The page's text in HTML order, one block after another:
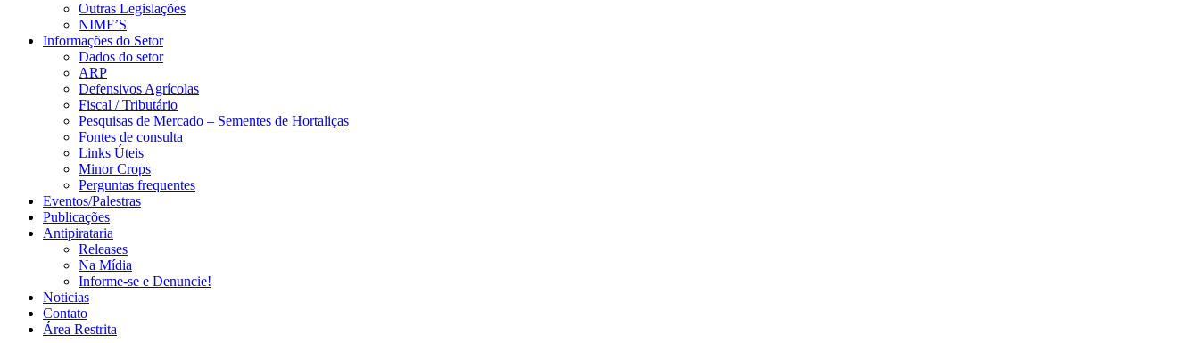
Outras Legislações
NIMF’S
Informações do Setor
Dados do setor
ARP
Defensivos Agrícolas
Fiscal / Tributário
Pesquisas de Mercado – Sementes de Hortaliças
Fontes de consulta
Links Úteis
Minor Crops
Perguntas frequentes
Eventos/Palestras
Publicações
Antipirataria
Releases
Na Mídia
Informe-se e Denuncie!
Noticias
Contato
Área Restrita